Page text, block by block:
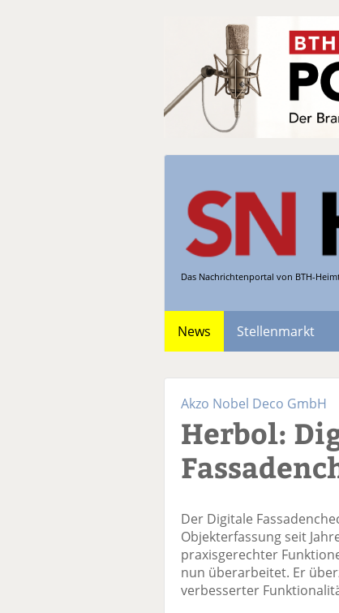
Das Nachrichtenportal von BTH-
News Stellenmarkt
Akzo Nobel Deco GmbH
Herbol:
Der Digitale
Objekterfassung seit
praxisgerechter
nun überarbeitet. Er
verbesserter